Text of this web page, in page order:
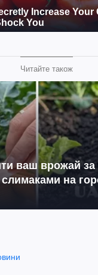
Читайте також
ваш врожай за
на